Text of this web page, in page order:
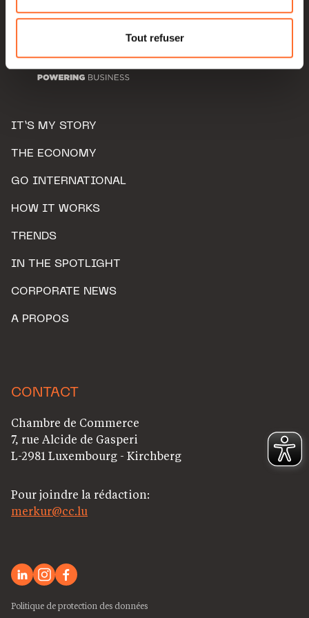
Pour de plus amples informations sur la manière dont
nous utilisons lescookies et sommes amenés à traiter
Charte d’usage des cookieset notrePolitique de
Tout refuser
IT’S MY STORY
THE ECONOMY
GO INTERNATIONAL
HOW IT WORKS
TRENDS
IN THE SPOTLIGHT
CORPORATE NEWS
A PROPOS
CONTACT
Chambre de Commerce
7, rue Alcide de Gasperi
L-2981 Luxembourg - Kirchberg
Pour joindre la rédaction:
merkur@cc.lu
Politique de protection des données